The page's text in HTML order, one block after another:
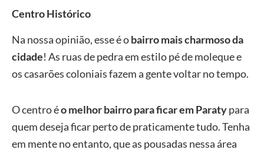
Centro Histórico
Na nossa opinião, esse é obairro mais charmoso da
cidade! As ruas de pedra em estilo pé de moleque e
os casarões coloniais fazem a gente voltar no tempo.
O centro éo melhor bairro para ficar em Paratypara
quem deseja ficar perto de praticamente tudo. Tenha
em mente no entanto, que as pousadas nessa área